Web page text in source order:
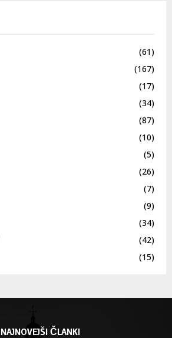
(61)
(167)
(17)
(34)
(87)
(10)
(5)
(26)
(7)
(9)
(34)
(42)
(15)
NAJNOVEJŠI ČLANKI